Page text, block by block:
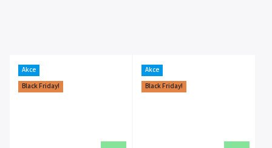
Akce
Black Friday!
Akce
Black Friday!